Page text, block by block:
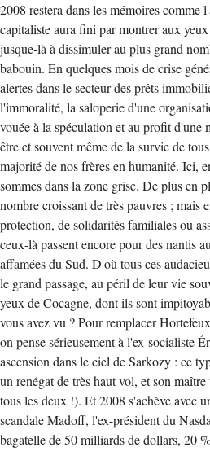
2008 restera dans les mémoires comme
capitaliste aura fini par montrer aux
jusque-là à dissimuler au plus grand
babouin. En quelques mois de crise
alertes dans le secteur des prêts
l'immoralité, la saloperie d'une
vouée à la spéculation et au profit
être et souvent même de la survie de
majorité de nos frères en humanité. Ici,
sommes dans la zone grise. De plus en
nombre croissant de très pauvres ; mais
protection, de solidarités familiales ou
ceux-là passent encore pour des nantis
affamées du Sud. D'où tous ces
le grand passage, au péril de leur vie
yeux de Cocagne, dont ils sont
vous avez vu ? Pour remplacer
on pense sérieusement à l'ex-socialiste
ascension dans le ciel de Sarkozy : ce
un renégat de très haut vol, et son
tous les deux !). Et 2008 s'achève avec
scandale Madoff, l'ex-président du
bagatelle de 50 milliards de dollars, 20